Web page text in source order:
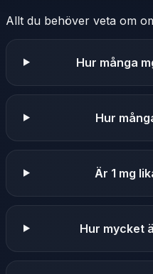
Allt du behöver veta om
Hur många
Hur
Är 1 mg
Hur mycket